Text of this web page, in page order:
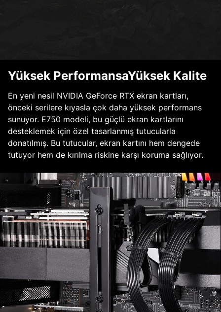
Yüksek PerformansaYüksek Kalite
En yeni nesil NVIDIA GeForce RTX ekran kartları,
önceki serilere kıyasla çok daha yüksek performans
sunuyor. E750 modeli, bu güçlü ekran kartlarını
desteklemek için özel tasarlanmış tutucularla
donatılmış. Bu tutucular, ekran kartını hem dengede
tutuyor hem de kırılma riskine karşı koruma sağlıyor.